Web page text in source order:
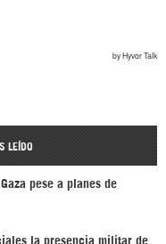
LEÍDO
pese a planes de
la presencia militar de